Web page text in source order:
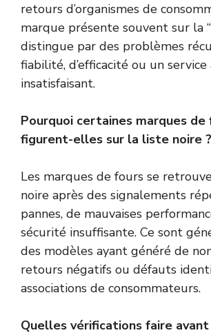
retours d’organismes de
marque présente souvent sur la
distingue par des problèmes
fiabilité, d’efficacité ou un
insatisfaisant.
Pourquoi certaines marques de
figurent-elles sur la liste noire ?
Les marques de fours se
noire après des signalements
pannes, de mauvaises
sécurité insuffisante. Ce sont
des modèles ayant généré de
retours négatifs ou défauts
associations de consommateurs.
Quelles vérifications faire avant